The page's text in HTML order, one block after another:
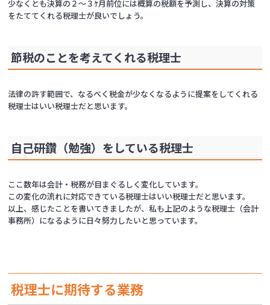
少なくとも決算の２～３ｹ月前位には概算の税額を予測し、決算の対策
をたててくれる税理士が良いでしょう。
節税のことを考えてくれる税理士
法律の許す範囲で、なるべく税金が少なくなるように提案をしてくれる
税理士はいい税理士だと思います。
自己研鑽（勉強）をしている税理士
ここ数年は会計・税務が目まぐるしく変化しています。
この変化の流れに対応できている税理士はいい税理士だと思います。
以上、感じたことを書いてきましたが、私も上記のような税理士（会計
事務所）になるように日々努力したいと思っています。
税理士に期待する業務